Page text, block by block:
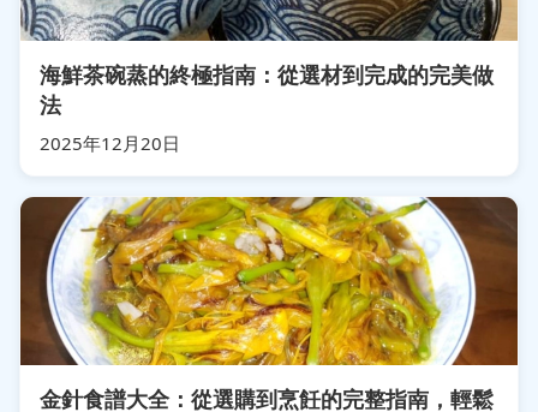
海鮮茶碗蒸的終極指南：從選材到完成的完美做
法
2025年12月20日
金針食譜大全：從選購到烹飪的完整指南，輕鬆